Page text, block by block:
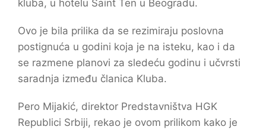
kluba, u hotelu Saint Ten u Beogradu.
Ovo je bila prilika da se rezimiraju poslovna
postignuća u godini koja je na isteku, kao i da
se razmene planovi za sledeću godinu i učvrsti
saradnja između članica Kluba.
Pero Mijakić, direktor Predstavništva HGK
Republici Srbiji, rekao je ovom prilikom kako je